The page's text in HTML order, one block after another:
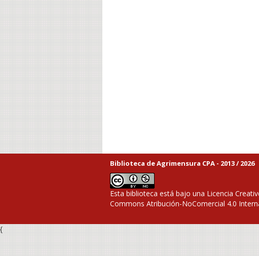
Biblioteca de Agrimensura CPA - 2013 / 2026
Esta biblioteca está bajo una Licencia
Commons Atribución-NoComercial 4.0
{